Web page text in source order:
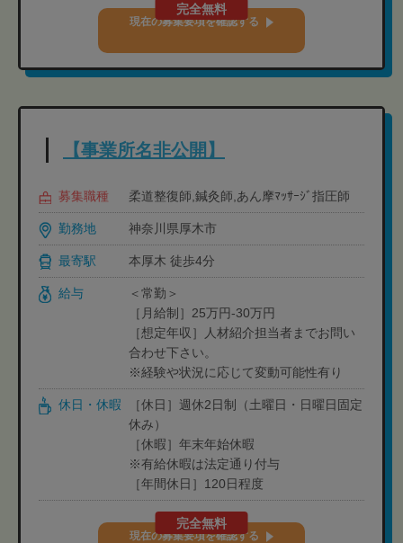
完全無料
現在の募集要項を確認する
【事業所名非公開】
募集職種 柔道整復師,鍼灸師,あん摩ﾏｯｻｰｼﾞ指圧師
勤務地 神奈川県厚木市
最寄駅 本厚木 徒歩4分
給与
＜常勤＞
［月給制］25万円‐30万円
［想定年収］人材紹介担当者までお問い
合わせ下さい。
※経験や状況に応じて変動可能性有り
休日・休暇
［休日］週休2日制（土曜日・日曜日固定
休み）
［休暇］年末年始休暇
※有給休暇は法定通り付与
［年間休日］120日程度
完全無料
現在の募集要項を確認する